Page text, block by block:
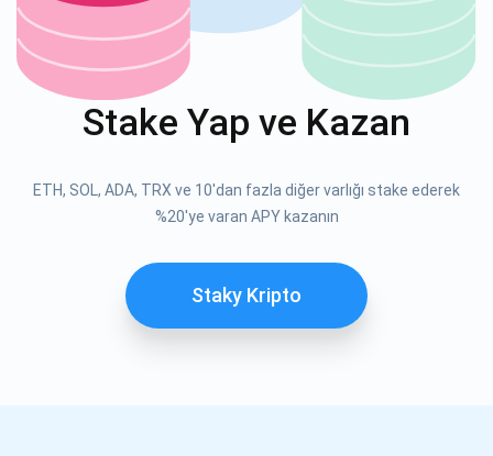
Stake Yap ve Kazan
ETH, SOL, ADA, TRX ve 10'dan fazla diğer varlığı stake ederek
%20'ye varan APY kazanın
Staky Kripto
Atomic
1000.000
ABONE OL
YouTube'umuza göz atın